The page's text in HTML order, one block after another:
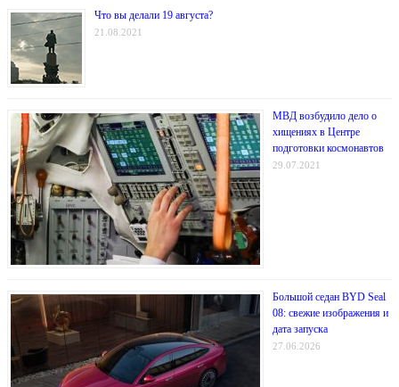
Что вы делали 19 августа?
21.08.2021
МВД возбудило дело о
хищениях в Центре
подготовки космонавтов
29.07.2021
Большой седан BYD Seal
08: свежие изображения и
дата запуска
27.06.2026